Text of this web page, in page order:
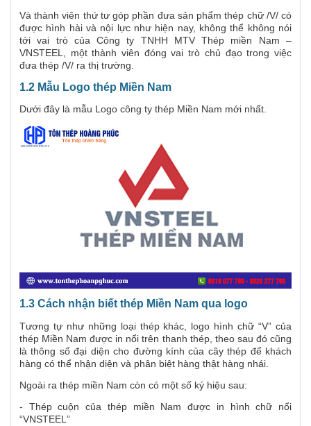
Và thành viên thứ tư góp phần đưa sản phẩm thép chữ /V/ có
được hình hài và nội lực như hiện nay, không thể không nói
tới vai trò của Công ty TNHH MTV Thép miền Nam –
VNSTEEL, một thành viên đóng vai trò chủ đạo trong việc
đưa thép /V/ ra thị trường.
1.2 Mẫu Logo thép Miền Nam
Dưới đây là mẫu Logo công ty thép Miền Nam mới nhất.
1.3 Cách nhận biết thép Miền Nam qua logo
Tương tự như những loại thép khác, logo hình chữ “V” của
thép Miền Nam được in nổi trên thanh thép, theo sau đó cũng
là thông số đại diện cho đường kính của cây thép để khách
hàng có thể nhận diện và phân biệt hàng thật hàng nhái.
Ngoài ra thép miền Nam còn có một số ký hiệu sau:
- Thép cuộn của thép miền Nam được in hình chữ nổi
“VNSTEEL”